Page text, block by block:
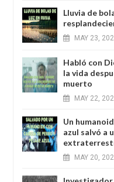
Lluvia de
MAY 23,
Habló con
la vida
muerto
MAY 22,
Un
azul salvó a
MAY 20,